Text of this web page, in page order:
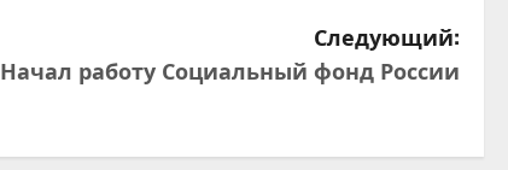
Следующий:
Начал работу Социальный фонд России